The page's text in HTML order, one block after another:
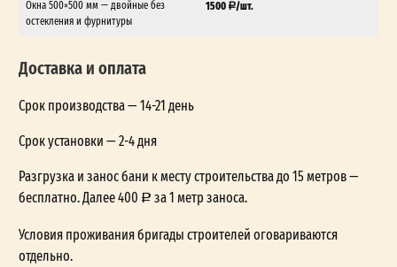
Окна 500×500 мм — двойные без
остекления и фурнитуры
1500 /шт.
Доставка и оплата
Срок производства — 14-21 день
Срок установки — 2-4 дня
Разгрузка и занос бани к месту строительства до 15 метров —
бесплатно. Далее 400
за 1 метр заноса.
Условия проживания бригады строителей оговариваются
отдельно.